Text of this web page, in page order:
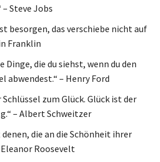
Steve Jobs
besorgen, das verschiebe nicht auf
Franklin
Dinge, die du siehst, wenn du den
abwendest.“ – Henry Ford
zum Glück. Glück ist der
– Albert Schweitzer
denen, die an die Schönheit ihrer
Roosevelt